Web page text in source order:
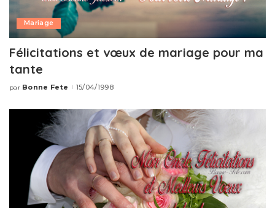
Mariage
Félicitations et vœux de mariage pour ma
tante
Publié
par Bonne Fete 15/04/1998